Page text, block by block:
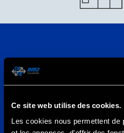
Ce site web utilise des cookies.
Les cookies nous permettent de
Vers l’avenir